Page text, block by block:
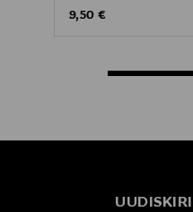
Original Price
9,50 €
UUDISKIRI